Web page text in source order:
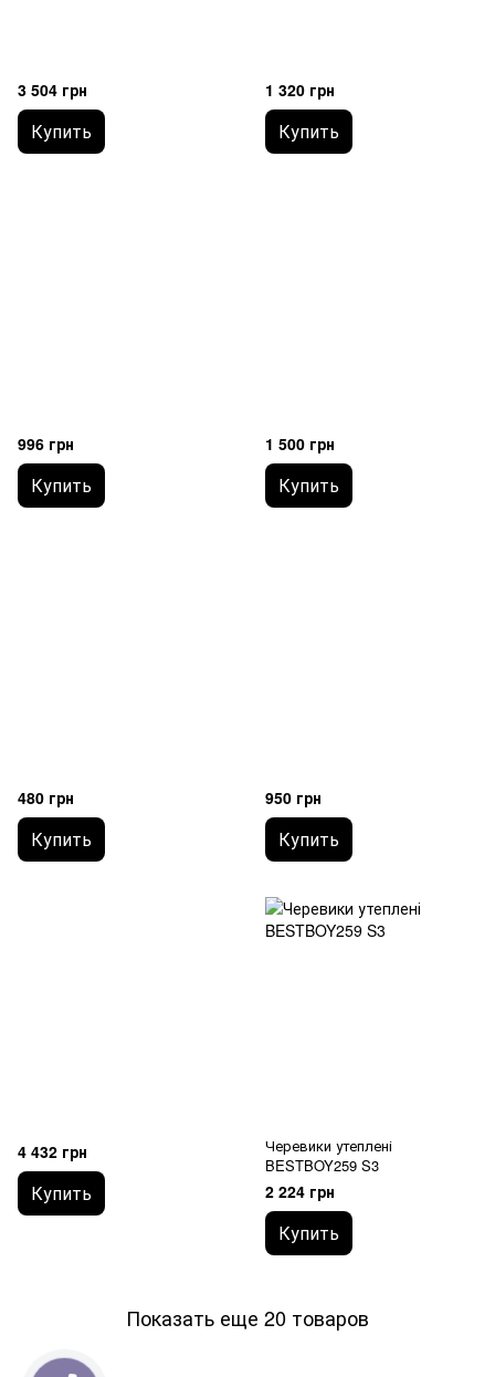
3 504 грн
Купить
1 320 грн
Купить
996 грн
Купить
1 500 грн
Купить
480 грн
Купить
950 грн
Купить
4 432 грн
Купить
Черевики утеплені
BESTBOY259 S3
2 224 грн
Купить
Показать еще 20 товаров